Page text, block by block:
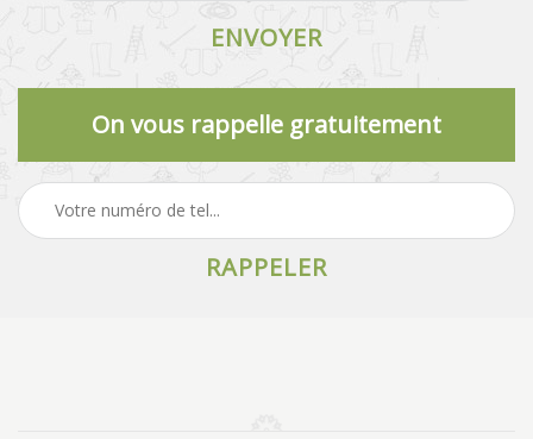
On vous rappelle gratuitement